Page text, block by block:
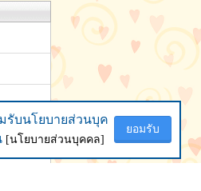
รับนโยบายส่วนบุค
[นโยบายส่วนบุคคล]
ยอมรับ
รับนโยบายส่วนบุค
[นโยบายส่วนบุคคล]
ยอมรับ